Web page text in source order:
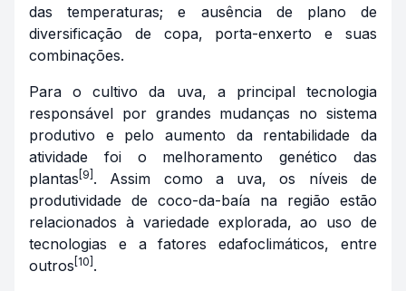
das temperaturas; e ausência de plano de
diversificação de copa, porta-enxerto e suas
combinações.
Para o cultivo da uva, a principal tecnologia
responsável por grandes mudanças no sistema
produtivo e pelo aumento da rentabilidade da
atividade foi o melhoramento genético das
plantas [9] . Assim como a uva, os níveis de
produtividade de coco-da-baía na região estão
relacionados à variedade explorada, ao uso de
tecnologias e a fatores edafoclimáticos, entre
outros [10] .